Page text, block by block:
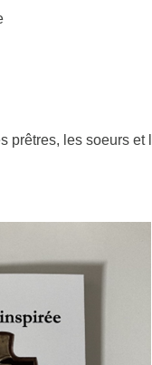
prêtres, les soeurs et